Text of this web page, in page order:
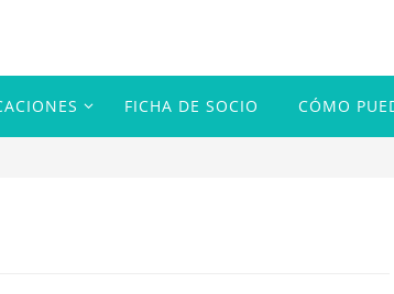
FICHA DE SOCIO CÓMO